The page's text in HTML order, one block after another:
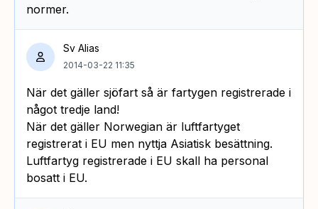
normer.
Sv Alias
2014-03-22 11:35
När det gäller sjöfart så är fartygen registrerade i
något tredje land!
När det gäller Norwegian är luftfartyget
registrerat i EU men nyttja Asiatisk besättning.
Luftfartyg registrerade i EU skall ha personal
bosatt i EU.